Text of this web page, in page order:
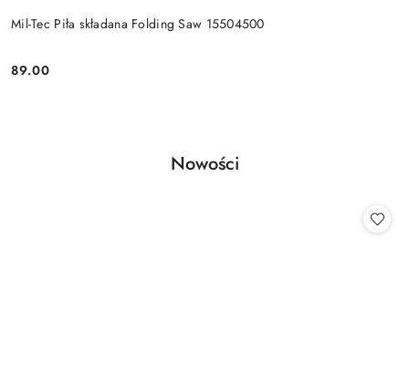
Mil-Tec Piła składana Folding Saw 15504500
Cena:
89.00
Pomiń karuzelę produktów
Produkty
Nowości